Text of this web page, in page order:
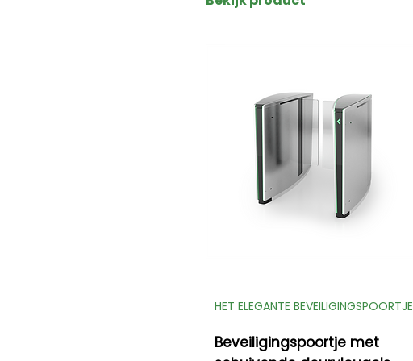
HET ELEGANTE BEVEILIGINGSPOORTJE
Beveiligingspoortje met